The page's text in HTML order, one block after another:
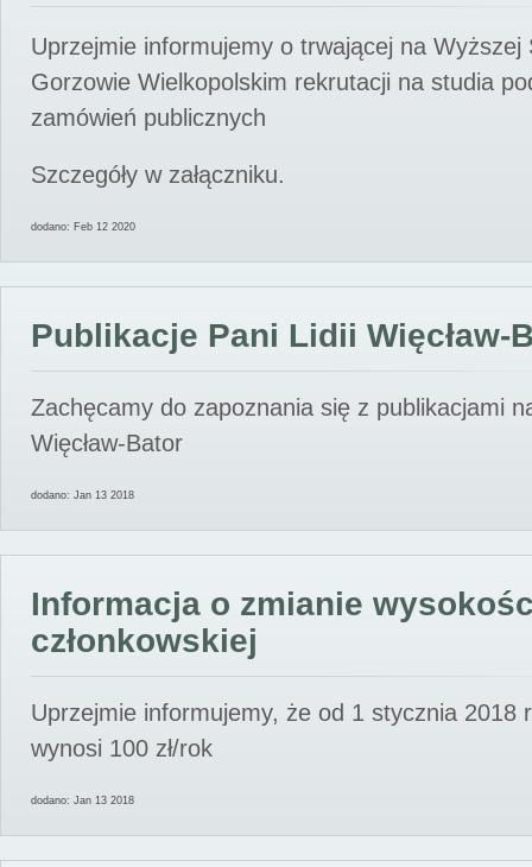
Uprzejmie informujemy o trwającej na Wyższej
Gorzowie Wielkopolskim rekrutacji na studia
zamówień publicznych
Szczegóły w załączniku.
dodano: Feb 12 2020
Publikacje Pani Lidii Więcław-
Zachęcamy do zapoznania się z publikacjami
Więcław-Bator
dodano: Jan 13 2018
Informacja o zmianie
członkowskiej
Uprzejmie informujemy, że od 1 stycznia 2018
wynosi 100 zł/rok
dodano: Jan 13 2018